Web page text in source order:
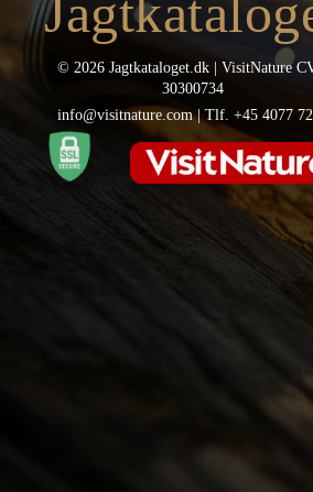
© 2026 Jagtkataloget.dk | VisitNature
30300734
info@visitnature.com | Tlf. +45 4077